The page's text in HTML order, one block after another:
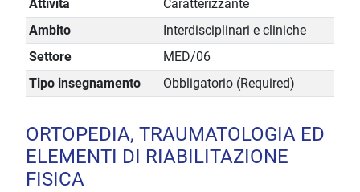
Attività
Caratterizzante
Ambito
Interdisciplinari e cliniche
Settore
MED/06
Tipo insegnamento
Obbligatorio (Required)
ORTOPEDIA, TRAUMATOLOGIA ED
ELEMENTI DI RIABILITAZIONE
FISICA